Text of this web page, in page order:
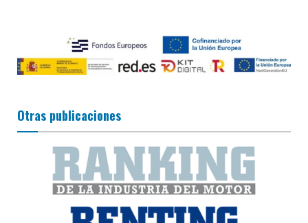
Otras publicaciones